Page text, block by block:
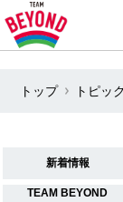
トップ トピッ
新着情報
TEAM BEYOND